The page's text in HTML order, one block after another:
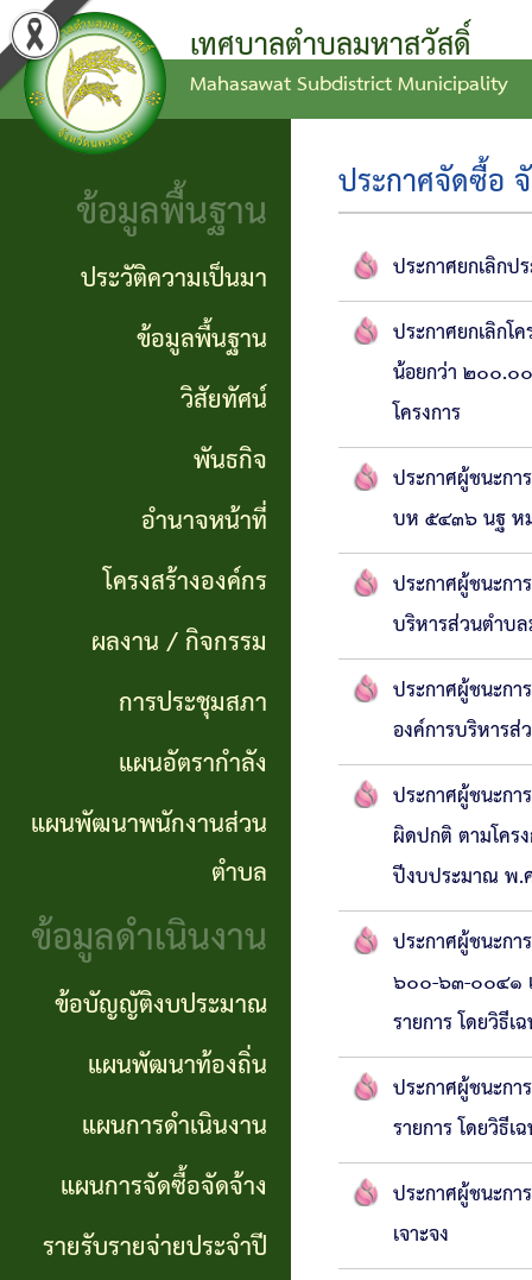
ข่าว
ประกาศ
ทั่วไป
ประกาศ
จัดซื้อ
จัดจ้าง
รายงาน
จัดซื้อ
จัดจ้าง
ข่าว
จัด
ซื้อ
จ้าง
ภาค
รัฐ
(e-
GP)
คู่มือ
การ
ข้อ
งบ
ประมาณ
แผน
พัฒนา
แผนการ
ดำเนิน
งาน
แผนการ
จัดซื้อ
ราย
จ่าย
ประจำ
ปี
รายงาน
ผลการ
ดำเนิน
ประวัติ
เป็นมา
ข้อมูล
พื้น
ฐาน
กิจ
หน้าที่
โครงสร้าง
องค์กร
/
กิจกรรม
การ
ประชุม
สภา
แผน
เทศบาลตำบลมหาสวัสดิ์
Mahasawat Subdistrict Municipality
ข้อมูลพื้นฐาน
ประวัติความเป็นมา
ข้อมูลพื้นฐาน
วิสัยทัศน์
พันธกิจ
อำนาจหน้าที่
โครงสร้างองค์กร
ผลงาน / กิจกรรม
การประชุมสภา
แผนอัตรากำลัง
แผนพัฒนาพนักงานส่วน
ตำบล
ข้อมูลดำเนินงาน
ข้อบัญญัติงบประมาณ
แผนพัฒนาท้องถิ่น
แผนการดำเนินงาน
แผนการจัดซื้อจัดจ้าง
รายรับรายจ่ายประจำปี
ประกาศจัดซื้อ
ประกาศยกเลิกป
ประกาศยกเลิกโ
น้อยกว่า ๒๐๐.๐
โครงการ
ประกาศผู้ชนะกา
บห ๕๔๓๖ นฐ ห
ประกาศผู้ชนะกา
บริหารส่วนตำบ
ประกาศผู้ชนะก
องค์การบริหารส่
ประกาศผู้ชนะก
ผิดปกติ ตามโคร
ปีงบประมาณ พ.
ประกาศผู้ชนะกา
๖๐๐-๖๓-๐๐๔๑
รายการ โดยวิธีเ
ประกาศผู้ชนะกา
รายการ โดยวิธีเ
ประกาศผู้ชนะกา
เจาะจง